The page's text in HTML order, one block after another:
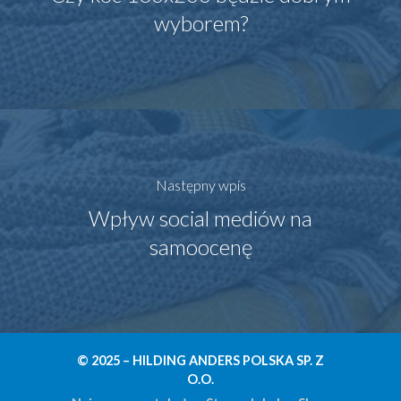
wyborem?
Następny wpis
Wpływ social mediów na
samoocenę
© 2025 – HILDING ANDERS POLSKA SP. Z
O.O.